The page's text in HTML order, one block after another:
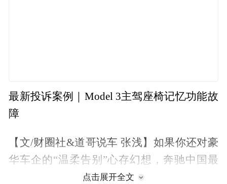
最新投诉案例｜Model 3主驾座椅记忆功能故
障
【文/财圈社&道哥说车 张浅】如果你还对豪
华车企的“温柔告别”心存幻想，奔驰中国最
近这一刀，可能砍醒了很多人。
点击展开全文